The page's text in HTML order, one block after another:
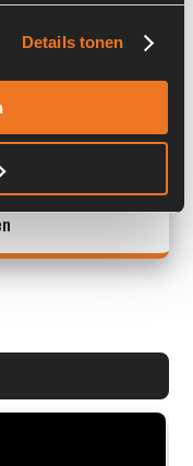
Details tonen